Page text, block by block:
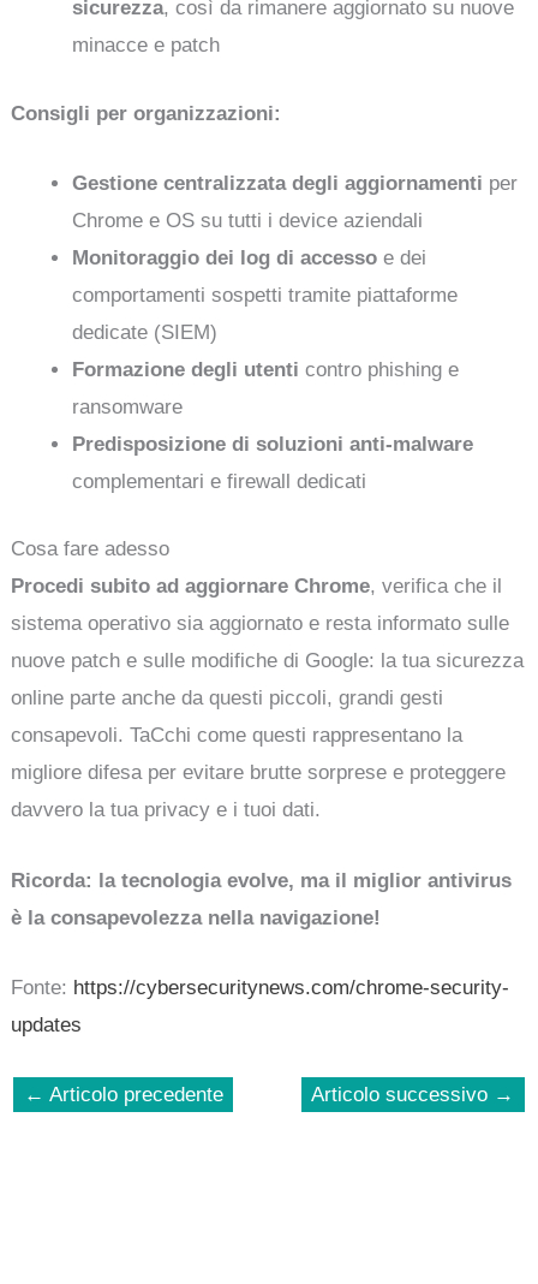
sicurezza, così da rimanere aggiornato su nuove
minacce e patch
Consigli per organizzazioni:
Gestione centralizzata degli aggiornamenti per
Chrome e OS su tutti i device aziendali
Monitoraggio dei log di accesso e dei
comportamenti sospetti tramite piattaforme
dedicate (SIEM)
Formazione degli utenti contro phishing e
ransomware
Predisposizione di soluzioni anti-malware
complementari e firewall dedicati
Cosa fare adesso
Procedi subito ad aggiornare Chrome, verifica che il
sistema operativo sia aggiornato e resta informato sulle
nuove patch e sulle modifiche di Google: la tua sicurezza
online parte anche da questi piccoli, grandi gesti
consapevoli. TaCchi come questi rappresentano la
migliore difesa per evitare brutte sorprese e proteggere
davvero la tua privacy e i tuoi dati.
Ricorda: la tecnologia evolve, ma il miglior antivirus
è la consapevolezza nella navigazione!
Fonte: https://cybersecuritynews.com/chrome-security-
updates
← Articolo precedente Articolo successivo →